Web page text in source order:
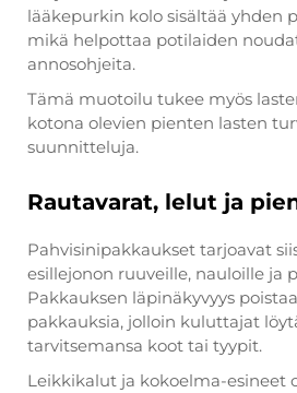
lääkepurkin kolo sisältää yhden
mikä helpottaa potilaiden
annosohjeita.
Tämä muotoilu tukee myös
kotona olevien pienten lasten
suunnitteluja.
Rautavarat, lelut ja
Pahvisinipakkaukset tarjoavat
esillejonon ruuveille, nauloille ja
Pakkauksen läpinäkyvyys
pakkauksia, jolloin kuluttajat
tarvitsemansa koot tai tyypit.
Leikkikalut ja kokoelma-esineet